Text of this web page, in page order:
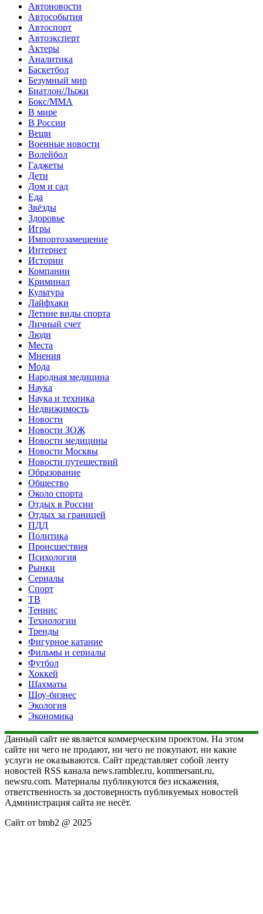
Автоновости
Автособытия
Автоспорт
Автоэксперт
Актеры
Аналитика
Баскетбол
Безумный мир
Биатлон/Лыжи
Бокс/MMA
В мире
В России
Вещи
Военные новости
Волейбол
Гаджеты
Дети
Дом и сад
Еда
Звёзды
Здоровье
Игры
Импортозамещение
Интернет
Истории
Компании
Криминал
Культура
Лайфхаки
Летние виды спорта
Личный счет
Люди
Места
Мнения
Мода
Народная медицина
Наука
Наука и техника
Недвижимость
Новости
Новости ЗОЖ
Новости медицины
Новости Москвы
Новости путешествий
Образование
Общество
Около спорта
Отдых в России
Отдых за границей
ПДД
Политика
Происшествия
Психология
Рынки
Сериалы
Спорт
ТВ
Теннис
Технологии
Тренды
Фигурное катание
Фильмы и сериалы
Футбол
Хоккей
Шахматы
Шоу-бизнес
Экология
Экономика
Данный сайт не является коммерческим проектом. На этом
сайте ни чего не продают, ни чего не покупают, ни какие
услуги не оказываются. Сайт представляет собой ленту
новостей RSS канала news.rambler.ru, kommersant.ru,
newsru.com. Материалы публикуются без искажения,
ответственность за достоверность публикуемых новостей
Администрация сайта не несёт.
Сайт от bmb2 @ 2025